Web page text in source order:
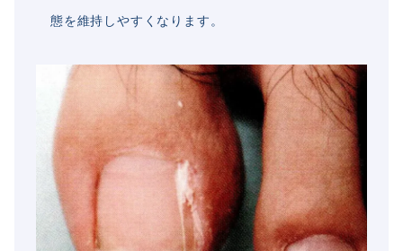
態を維持しやすくなります。